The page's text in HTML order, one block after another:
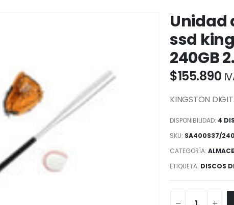
Unidad
ssd
240GB
$155.890
KINGSTON
DISPONIBILIDAD: 4
SKU: SA400S37/
CATEGORÍA:
ETIQUETA: DISCOS